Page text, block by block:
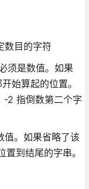
数目的字符
须是数值。如果
始算起的位置。
-2 指倒数第二个字
值。如果省略了该
到结尾的字串。